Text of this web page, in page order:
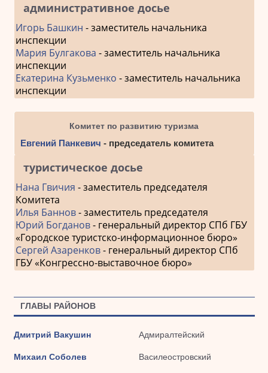
административное досье
Игорь Башкин - заместитель начальника
инспекции
Мария Булгакова - заместитель начальника
инспекции
Екатерина Кузьменко - заместитель начальника
инспекции
Комитет по развитию туризма
Евгений Панкевич - председатель комитета
туристическое досье
Нана Гвичия - заместитель председателя
Комитета
Илья Баннов- заместитель председателя
Юрий Богданов- генеральный директор СПб ГБУ
«Городское туристско-информационное бюро»
Сергей Азаренков- генеральный директор СПб
ГБУ «Конгрессно-выставочное бюро»
ГЛАВЫ РАЙОНОВ
Дмитрий Вакушин Адмиралтейский
Михаил Соболев Василеостровский